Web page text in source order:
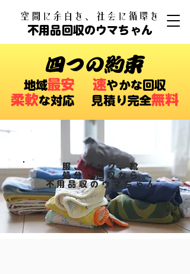
​空間に余白を、社会に循環を
不用品回収のウマちゃん
四つの約束
​地域最安 速やかな回収
柔軟な対応 ​見積り完全無料
服、バック、靴
処分・回収なら
​不用品収のウマちゃん